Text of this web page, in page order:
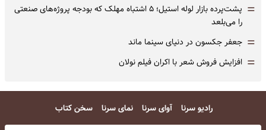
=
پشت‌پرده بازار لوله استیل؛ ۵ اشتباه مهلک که بودجه پروژه‌های صنعتی
را می‌بلعد
= جعفر جکسون در دنیای سینما ماند
= افزایش فروش شعر با اکران فیلم نولان
رادیو سرنا آوای سرنا نمای سرنا سخن کتاب